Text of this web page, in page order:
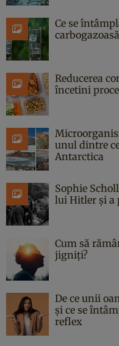
Ce se
Reducerea
încetini
unul dintre
Antarctica
Sophie
lui Hitler și a
Cum să
jigniți?
De ce unii
și ce se
reflex